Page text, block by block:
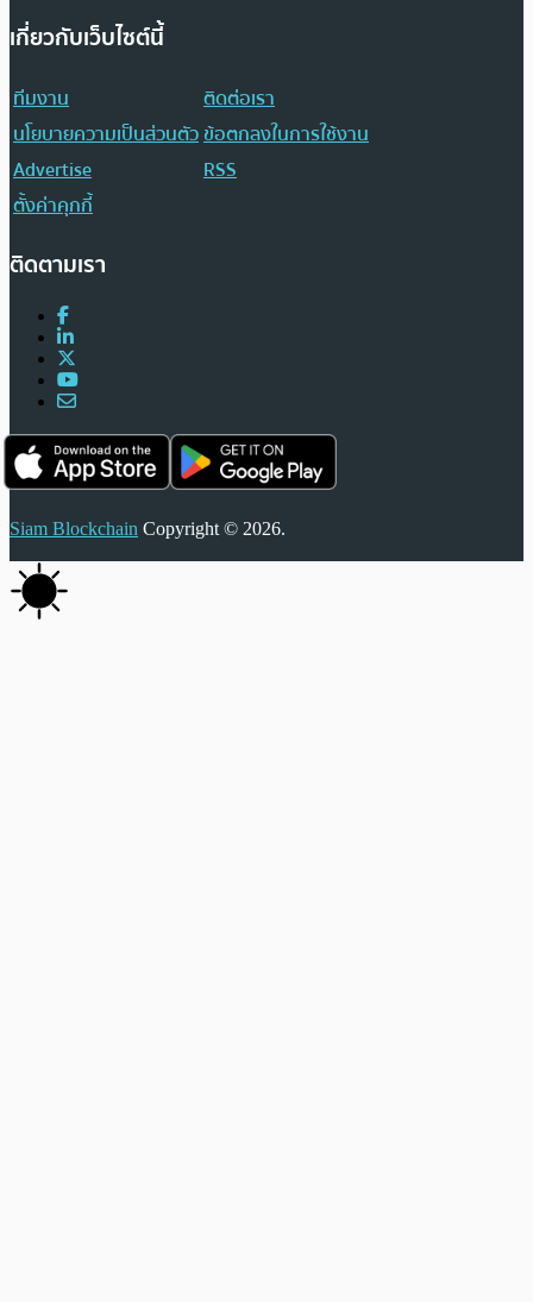
เกี่ยวกับเว็บไซต์นี้
ทีมงาน
ติดต่อเรา
นโยบายความเป็นส่วนตัวข้อตกลงในการใช้งาน
Advertise
RSS
ตั้งค่าคุกกี้
ติดตามเรา
Siam Blockchain Copyright © 2026.